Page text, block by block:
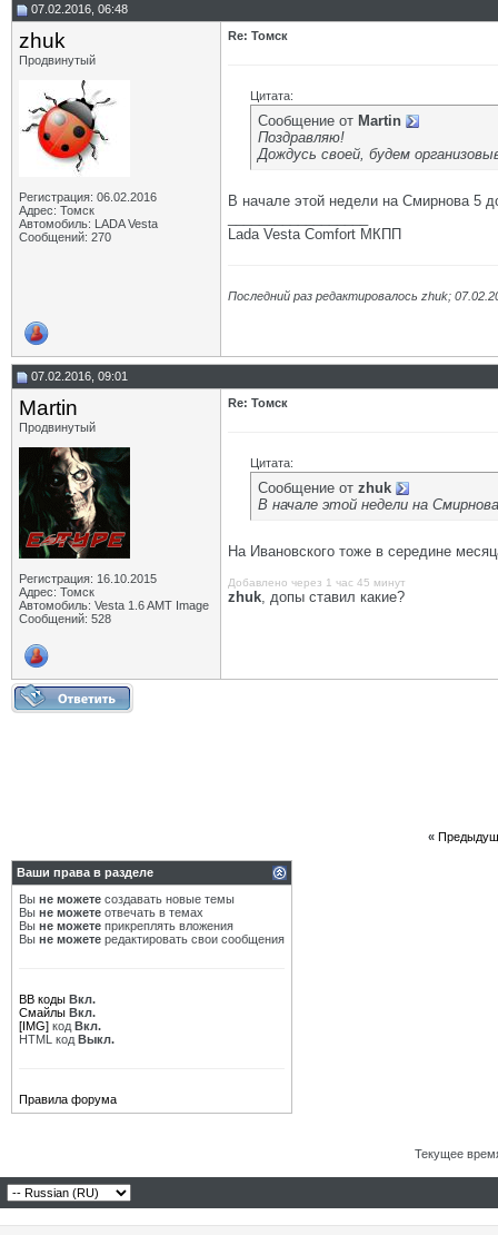
07.02.2016, 06:48
zhuk
Продвинутый
Регистрация: 06.02.2016
Адрес: Томск
Автомобиль: LADA Vesta
Сообщений: 270
Re: Томск
Цитата:
Сообщение от Martin
Поздравляю!
Дождусь своей, будем
В начале этой недели на Смирнова 5
Lada Vesta Comfort МКПП
Последний раз редактировалось zhuk;
07.02.2016, 09:01
Martin
Продвинутый
Регистрация: 16.10.2015
Адрес: Томск
Автомобиль: Vesta 1.6 AMT Image
Сообщений: 528
Re: Томск
Цитата:
Сообщение от zhuk
В начале этой недели на
На Ивановского тоже в середине
Добавлено через 1 час 45 минут
zhuk, допы ставил какие?
«
Ваши права в разделе
Вы не можете создавать новые темы
Вы не можете отвечать в темах
Вы не можете прикреплять вложения
Вы не можете редактировать свои сообщения
BB коды Вкл.
Смайлы Вкл.
[IMG] код Вкл.
HTML код Выкл.
Правила форума
Текущее